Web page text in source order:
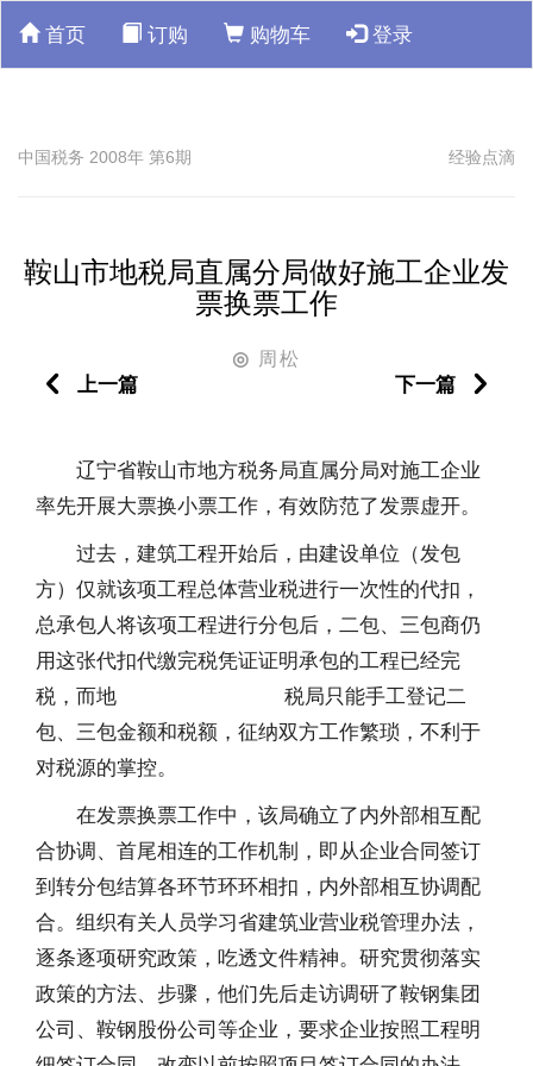
首页 订购 购物车 登录
中国税务 2008年 第6期 经验点滴
鞍山市地税局直属分局做好施工企业发
票换票工作
◎ 周松
上一篇
下一篇
辽宁省鞍山市地方税务局直属分局对施工企业
率先开展大票换小票工作，有效防范了发票虚开。
过去，建筑工程开始后，由建设单位（发包
方）仅就该项工程总体营业税进行一次性的代扣，
总承包人将该项工程进行分包后，二包、三包商仍
用这张代扣代缴完税凭证证明承包的工程已经完
税，而地 税局只能手工登记二
包、三包金额和税额，征纳双方工作繁琐，不利于
对税源的掌控。
在发票换票工作中，该局确立了内外部相互配
合协调、首尾相连的工作机制，即从企业合同签订
到转分包结算各环节环环相扣，内外部相互协调配
合。组织有关人员学习省建筑业营业税管理办法，
逐条逐项研究政策，吃透文件精神。研究贯彻落实
政策的方法、步骤，他们先后走访调研了鞍钢集团
公司、鞍钢股份公司等企业，要求企业按照工程明